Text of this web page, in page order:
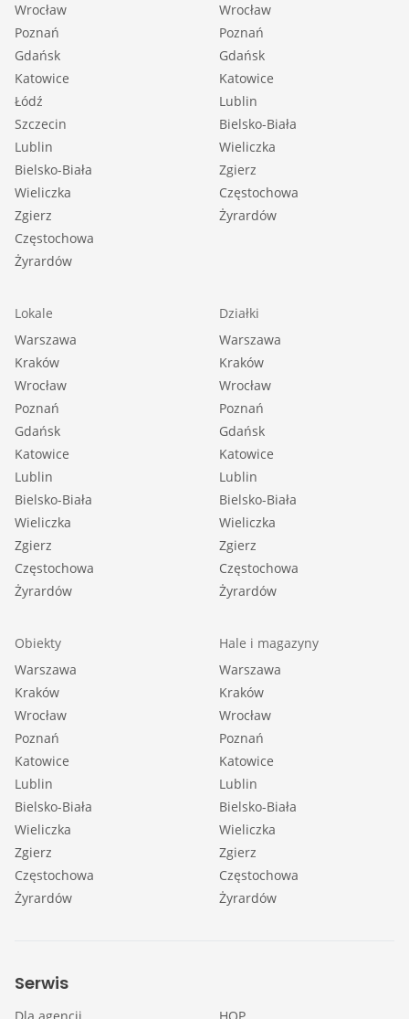
Wrocław
Poznań
Gdańsk
Katowice
Łódź
Szczecin
Lublin
Bielsko-Biała
Wieliczka
Zgierz
Częstochowa
Żyrardów
Wrocław
Poznań
Gdańsk
Katowice
Lublin
Bielsko-Biała
Wieliczka
Zgierz
Częstochowa
Żyrardów
Lokale
Warszawa
Kraków
Wrocław
Poznań
Gdańsk
Katowice
Lublin
Bielsko-Biała
Wieliczka
Zgierz
Częstochowa
Żyrardów
Działki
Warszawa
Kraków
Wrocław
Poznań
Gdańsk
Katowice
Lublin
Bielsko-Biała
Wieliczka
Zgierz
Częstochowa
Żyrardów
Obiekty
Warszawa
Kraków
Wrocław
Poznań
Katowice
Lublin
Bielsko-Biała
Wieliczka
Zgierz
Częstochowa
Żyrardów
Hale i magazyny
Warszawa
Kraków
Wrocław
Poznań
Katowice
Lublin
Bielsko-Biała
Wieliczka
Zgierz
Częstochowa
Żyrardów
Serwis